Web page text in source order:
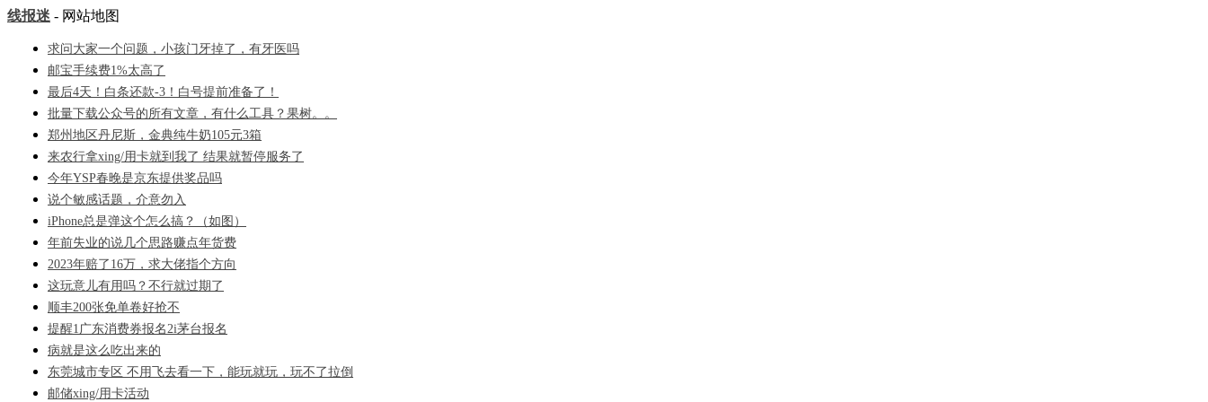
线报迷 - 网站地图
求问大家一个问题，小孩门牙掉了，有牙医吗
邮宝手续费1%太高了
最后4天！白条还款-3！白号提前准备了！
批量下载公众号的所有文章，有什么工具？果树。。
郑州地区丹尼斯，金典纯牛奶105元3箱
来农行拿xing/用卡就到我了 结果就暂停服务了
今年YSP春晚是京东提供奖品吗
说个敏感话题，介意勿入
iPhone总是弹这个怎么搞？（如图）
年前失业的说几个思路赚点年货费
2023年赔了16万，求大佬指个方向
这玩意儿有用吗？不行就过期了
顺丰200张免单卷好抢不
提醒1广东消费券报名2i茅台报名
病就是这么吃出来的
东莞城市专区 不用飞去看一下，能玩就玩，玩不了拉倒
邮储xing/用卡活动